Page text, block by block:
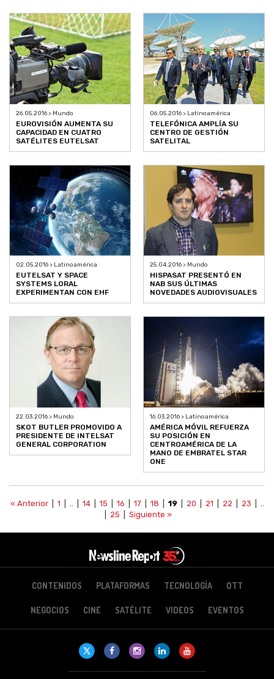
26.05.2016 > Mundo
EUROVISIÓN AUMENTA SU
CAPACIDAD EN CUATRO
SATÉLITES EUTELSAT
06.05.2016 > Latinoamérica
TELEFÓNICA AMPLÍA SU
CENTRO DE GESTIÓN
SATELITAL
02.05.2016 > Latinoamérica
EUTELSAT Y SPACE
SYSTEMS LORAL
EXPERIMENTAN CON EHF
25.04.2016 > Mundo
HISPASAT PRESENTÓ EN
NAB SUS ÚLTIMAS
NOVEDADES AUDIOVISUALES
22.03.2016 > Mundo
SKOT BUTLER PROMOVIDO A
PRESIDENTE DE INTELSAT
GENERAL CORPORATION
16.03.2016 > Latinoamérica
AMÉRICA MÓVIL REFUERZA
SU POSICIÓN EN
CENTROAMÉRICA DE LA
MANO DE EMBRATEL STAR
ONE
« Anterior| 1 | .. | 14| 15 16 17| 18 19| 20 21 22| 23 | ..
25 Siguiente »
CONTENIDOS PLATAFORMAS TECNOLOGÍA OTT
NEGOCIOS CINE SATÉLITE VIDEOS EVENTOS